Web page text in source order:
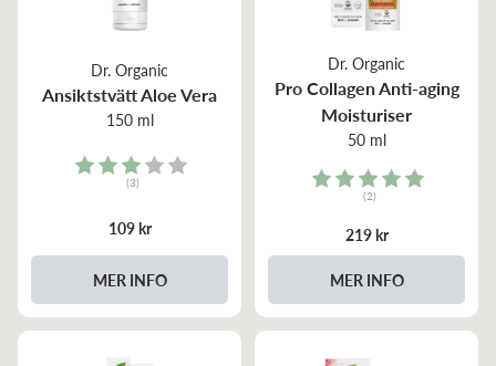
Dr. Organic
Ansiktstvätt Aloe Vera
150 ml
Rating:
(3)
109 kr
MER INFO
Dr. Organic
Pro Collagen Anti-aging
Moisturiser
50 ml
Rating:
(2)
219 kr
MER INFO